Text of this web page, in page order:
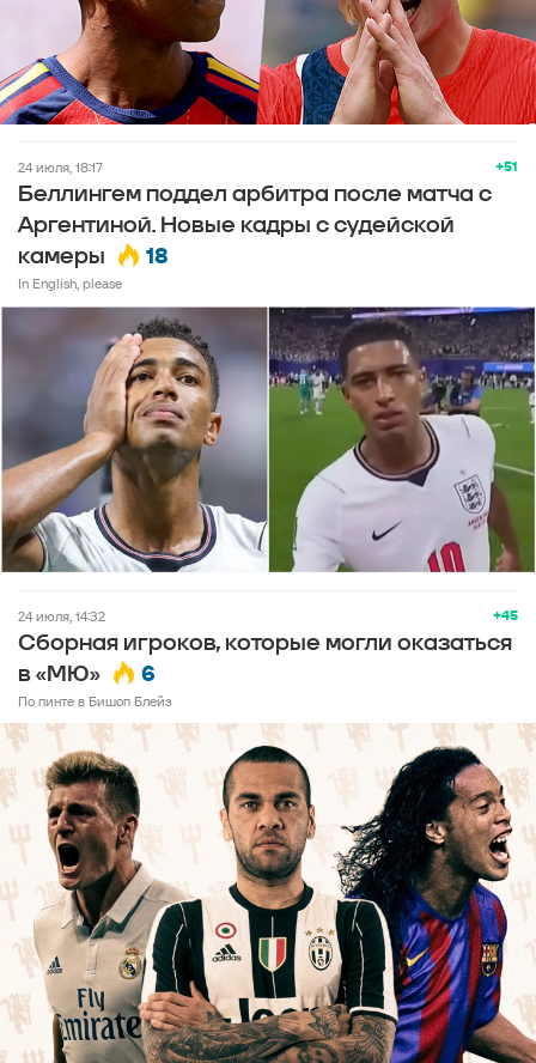
+51
24 июля, 18:17
Беллингем поддел арбитра после матча с
Аргентиной. Новые кадры с судейской
камеры
18
In English, please
+45
24 июля, 14:32
Сборная игроков, которые могли оказаться
в «МЮ»
6
По пинте в Бишоп Блейз